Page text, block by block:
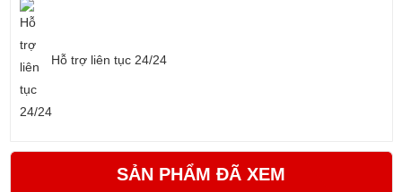
Hỗ trợ liên tục 24/24
SẢN PHẨM ĐÃ XEM